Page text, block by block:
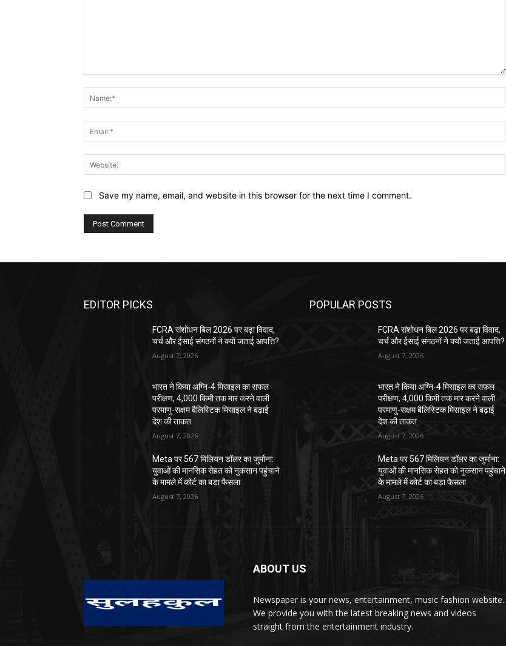
Save my name, email, and website in this browser for the next time I comment.
EDITOR PICKS
FCRA संशोधन बिल 2026 पर बढ़ा विवाद,
चर्च और ईसाई संगठनों ने क्यों जताई आपत्ति?
August 7, 2026
भारत ने किया अग्नि-4 मिसाइल का सफल
परीक्षण, 4,000 किमी तक मार करने वाली
परमाणु-सक्षम बैलिस्टिक मिसाइल ने बढ़ाई
देश की ताकत
August 7, 2026
Meta पर 567 मिलियन डॉलर का जुर्माना:
युवाओं की मानसिक सेहत को नुकसान पहुंचाने
के मामले में कोर्ट का बड़ा फैसला
August 7, 2026
POPULAR POSTS
FCRA संशोधन बिल 2026 पर बढ़ा विवाद,
चर्च और ईसाई संगठनों ने क्यों जताई आपत्ति?
August 7, 2026
भारत ने किया अग्नि-4 मिसाइल का सफल
परीक्षण, 4,000 किमी तक मार करने वाली
परमाणु-सक्षम बैलिस्टिक मिसाइल ने बढ़ाई
देश की ताकत
August 7, 2026
Meta पर 567 मिलियन डॉलर का जुर्माना:
युवाओं की मानसिक सेहत को नुकसान पहुंचाने
के मामले में कोर्ट का बड़ा फैसला
August 7, 2026
ABOUT US
Newspaper is your news, entertainment, music fashion website.
We provide you with the latest breaking news and videos
straight from the entertainment industry.